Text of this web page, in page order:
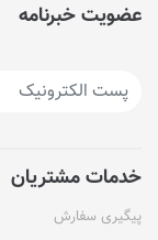
عضویت خبرنامه
خدمات مشتریان
پیگیری سفارش